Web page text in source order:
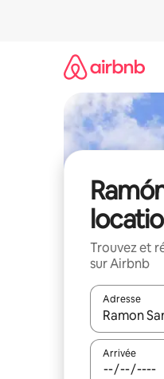
Trouvez et
sur Airbnb
Adresse
Lorsque
Arrivée